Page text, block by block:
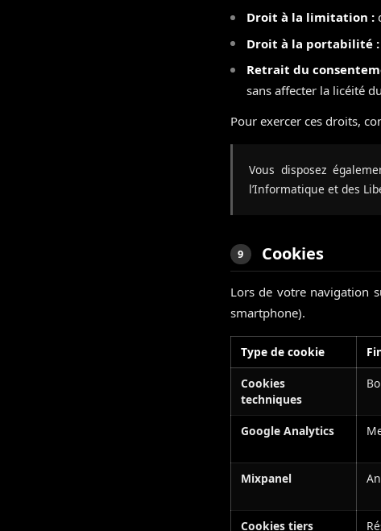
Droit à la limitation :
Droit à la portabilité :
Retrait du
sans affecter la licéité
Pour exercer ces droits,
Vous disposez
l’Informatique et des
9 Cookies
Lors de votre navigation
smartphone).
Type de cookie
Cookies
techniques
Google Analytics
Mixpanel
Cookies tiers